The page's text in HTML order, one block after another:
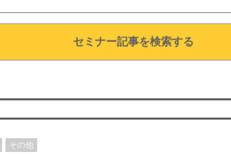
セミナー記事を検索する
その他